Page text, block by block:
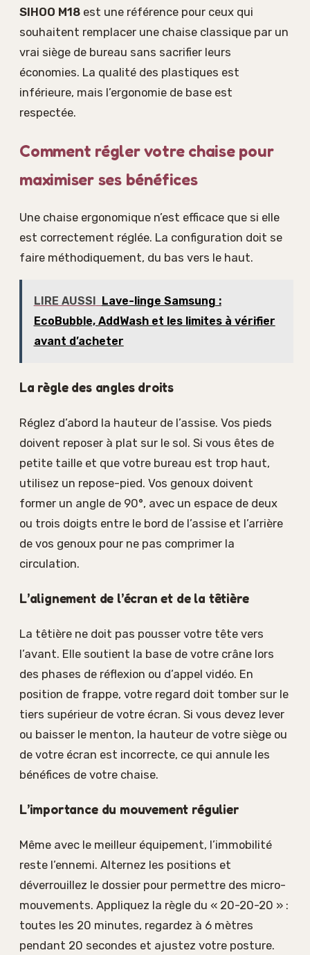
SIHOO M18 est une référence pour ceux qui
souhaitent remplacer une chaise classique par un
vrai siège de bureau sans sacrifier leurs
économies. La qualité des plastiques est
inférieure, mais l’ergonomie de base est
respectée.
Comment régler votre chaise pour
maximiser ses bénéfices
Une chaise ergonomique n’est efficace que si elle
est correctement réglée. La configuration doit se
faire méthodiquement, du bas vers le haut.
LIRE AUSSI
Lave-linge Samsung :
EcoBubble, AddWash et les limites à vérifier
avant d’acheter
La règle des angles droits
Réglez d’abord la hauteur de l’assise. Vos pieds
doivent reposer à plat sur le sol. Si vous êtes de
petite taille et que votre bureau est trop haut,
utilisez un repose-pied. Vos genoux doivent
former un angle de 90°, avec un espace de deux
ou trois doigts entre le bord de l’assise et l’arrière
de vos genoux pour ne pas comprimer la
circulation.
L’alignement de l’écran et de la têtière
La têtière ne doit pas pousser votre tête vers
l’avant. Elle soutient la base de votre crâne lors
des phases de réflexion ou d’appel vidéo. En
position de frappe, votre regard doit tomber sur le
tiers supérieur de votre écran. Si vous devez lever
ou baisser le menton, la hauteur de votre siège ou
de votre écran est incorrecte, ce qui annule les
bénéfices de votre chaise.
L’importance du mouvement régulier
Même avec le meilleur équipement, l’immobilité
reste l’ennemi. Alternez les positions et
déverrouillez le dossier pour permettre des micro-
mouvements. Appliquez la règle du « 20-20-20 » :
toutes les 20 minutes, regardez à 6 mètres
pendant 20 secondes et ajustez votre posture.